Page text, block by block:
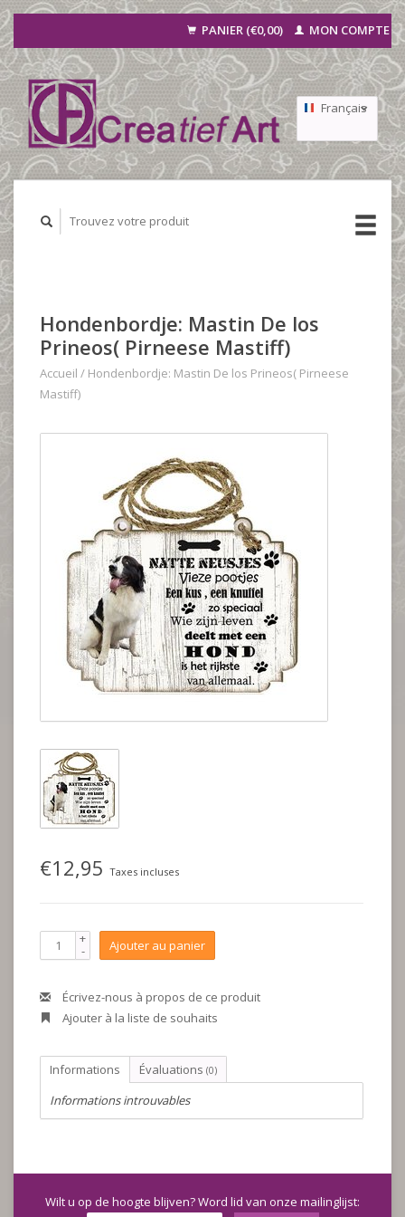
PANIER (€0,00) MON COMPTE
Français
Nederlands
Hondenbordje: Mastin De los
Prineos( Pirneese Mastiff)
Accueil / Hondenbordje: Mastin De los Prineos( Pirneese
Mastiff)
€12,95 Taxes incluses
+
- Ajouter au panier
Écrivez-nous à propos de ce produit
Ajouter à la liste de souhaits
Informations Évaluations (0)
Informations introuvables
Wilt u op de hoogte blijven? Word lid van onze mailinglijst: